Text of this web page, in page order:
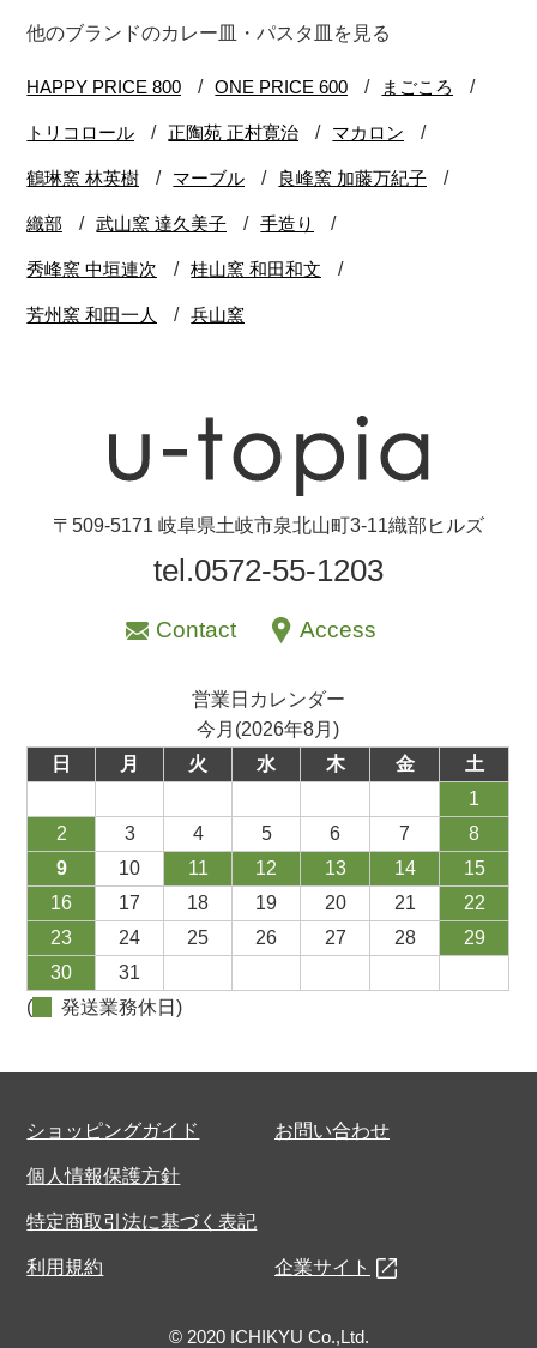
他のブランドのカレー皿・パスタ皿を見る
〒509-5171 岐阜県土岐市泉北山町3-11織部ヒルズ
tel.0572-55-1203
Contact Access
営業日カレンダー
今月(2026年8月)
日
月 火 水 木 金
土
1
2
3 4 5 6 7
8
9
10 11 12 13 14
15
16
17 18 19 20 21
22
23
24 25 26 27 28
29
30
31
(
発送業務休日)
ショッピングガイド お問い合わせ
個人情報保護方針
特定商取引法に基づく表記
利用規約 企業サイト
© 2020 ICHIKYU Co.,Ltd.